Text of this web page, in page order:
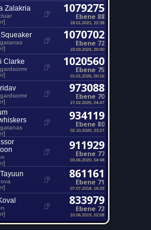
Zalakria 1079275
Ebene 88
18.01.2021, 22:38
1070702
Ebene 72
19.03.2024, 20:40
Clarke 1020560
Ebene 75
01.01.2026, 00:16
973088
Ebene 70
27.02.2025, 04:47
934119
Ebene 80
02.10.2020, 23:27
911929
Ebene 77
03.06.2020, 04:48
861161
Ebene 71
07.07.2018, 16:33
833979
Ebene 72
10.06.2019, 02:08